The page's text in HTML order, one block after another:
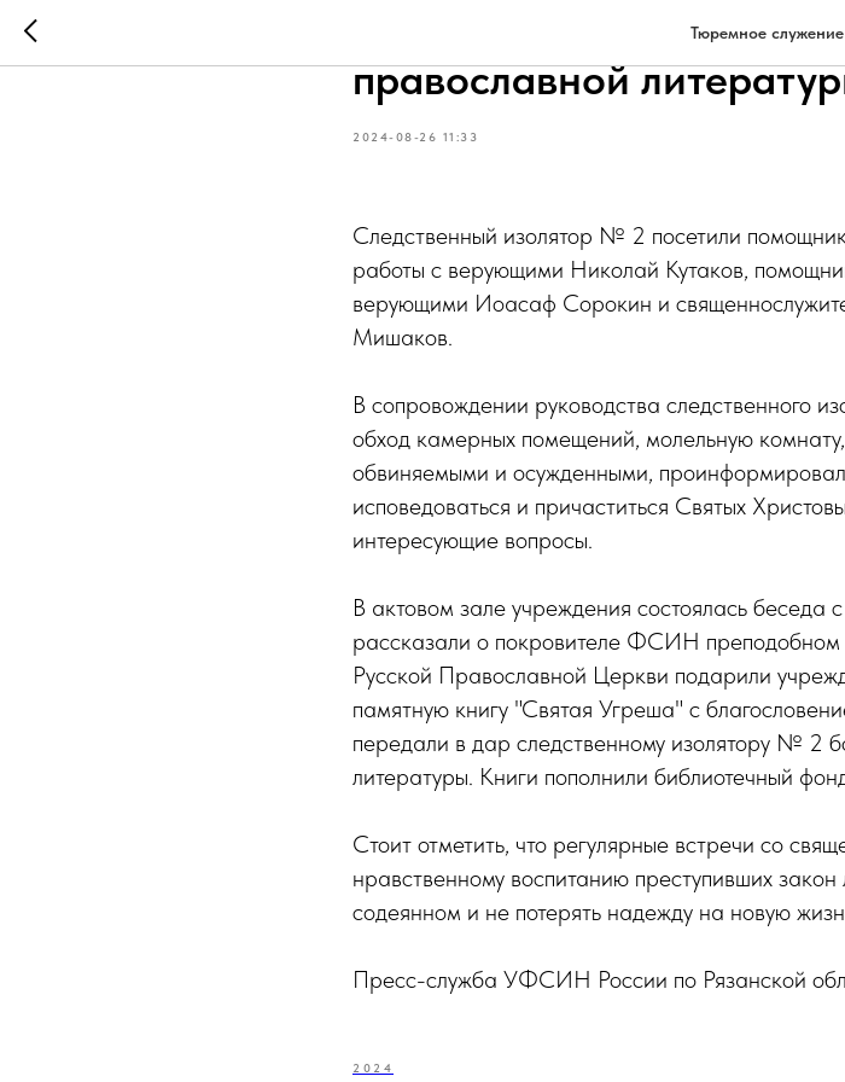
Тюремное
В СИЗО-2 г. Рязани
православной
2024-08-26 11:33
Следственный изолятор № 2 посетили
работы с верующими Николай Кутаков,
верующими Иоасаф Сорокин и
Мишаков.
В сопровождении руководства следственного
обход камерных помещений, молельную
обвиняемыми и осужденными,
исповедоваться и причаститься Святых
интересующие вопросы.
В актовом зале учреждения состоялась
рассказали о покровителе ФСИН
Русской Православной Церкви подарили
памятную книгу "Святая Угреша" с
передали в дар следственному изолятору № 2
литературы. Книги пополнили библиотечный
Стоит отметить, что регулярные встречи со
нравственному воспитанию преступивших
содеянном и не потерять надежду на новую
Пресс-служба УФСИН России по Рязанской
2024